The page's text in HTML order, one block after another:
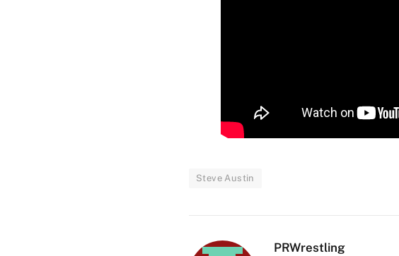
Steve Austin
PRWrestling